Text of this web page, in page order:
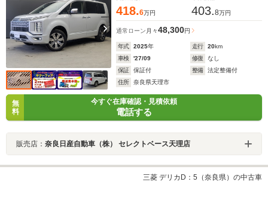
418.6万円 403.8万円
通常ローン 月々48,300円
年式 2025年 走行 20km
車検
'27/09 修復
なし
保証
保証付 整備
法定整備付
住所
奈良県天理市
無
料
今すぐ在庫確認・見積依頼
電話する
販売店： 奈良日産自動車（株） セレクトベース天理店
三菱 デリカD：5（奈良県）の中古車